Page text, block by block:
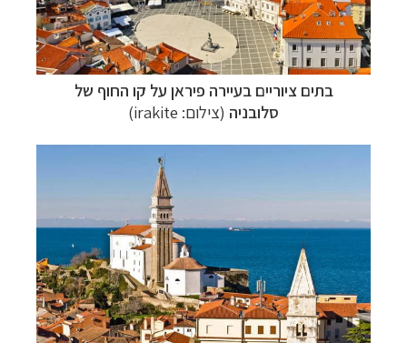
בתים ציוריים בעיירה פיראן על קו החוף של
סלובניה (צילום: irakite
)